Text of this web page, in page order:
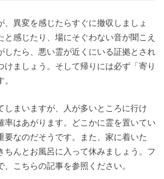
、異変を感じたらすぐに撤収しましょ
と感じたり、場にそぐわない音が聞こえ
たら、悪い霊が近くにいる証拠とされ
けましょう。そして帰りには必ず「寄り
しまいますが、人が多いところに行け
率はあがります。どこかに霊を置いてい
要なのだそうです。また、家に着いた
ちんとお風呂に入って休みましょう。フ
こちらの記事を参照ください。